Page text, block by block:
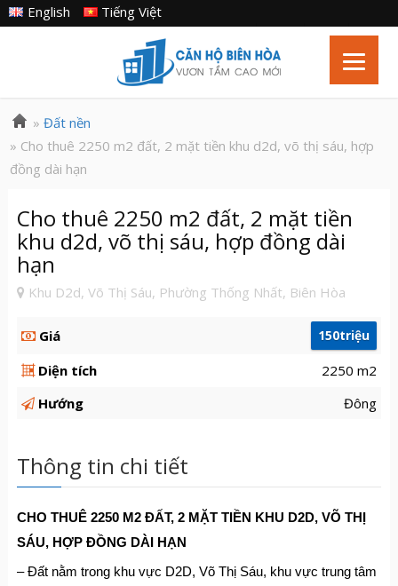
Tiếng Việt
English
» Đất nền
» Cho thuê 2250 m2 đất, 2 mặt tiền khu d2d, võ thị sáu, hợp
đồng dài hạn
Cho thuê 2250 m2 đất, 2 mặt tiền
khu d2d, võ thị sáu, hợp đồng dài
hạn
Khu D2d, Võ Thị Sáu, Phường Thống Nhất, Biên Hòa
Giá 150triệu
Diện tích
2250 m2
Hướng
Đông
Thông tin chi tiết
CHO THUÊ 2250 M2 ĐẤT, 2 MẶT TIỀN KHU D2D, VÕ THỊ
SÁU, HỢP ĐỒNG DÀI HẠN
– Đất nằm trong khu vực D2D, Võ Thị Sáu, khu vực trung tâm